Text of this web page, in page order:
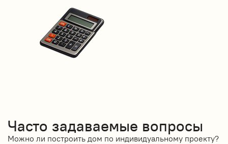
Часто задаваемые вопросы
Можно ли построить дом по индивидуальному проекту?